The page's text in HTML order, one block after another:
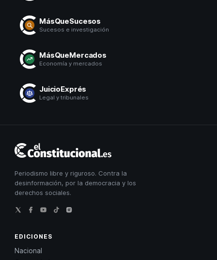
MásQueSucesos
Sucesos e investigación
MásQueMercados
Economía y mercados
JuicioExprés
Legal y tribunales
Constitucional
Periodismo libre y riguroso. Contra la
desinformación, por la democracia y los
derechos sociales.
EDICIONES
Nacional